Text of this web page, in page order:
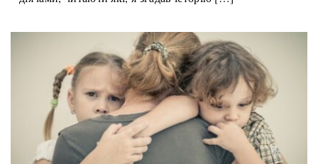
голландськими політиками, вченими і громадськими